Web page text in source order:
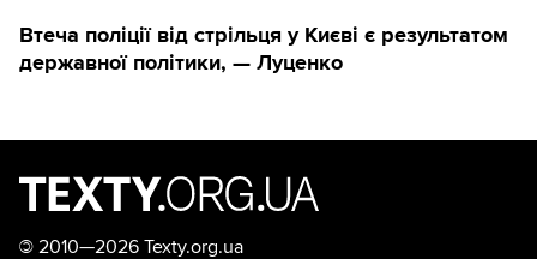
Втеча поліції від стрільця у Києві є результатом
державної політики, — Луценко
© 2010—2026 Texty.org.ua